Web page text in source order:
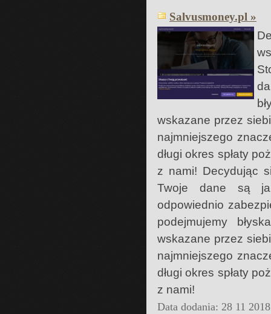
Salvusmoney.pl »
wskazane przez
najmniejszego
długi okres spłaty
z nami! Decydując
Twoje dane są
odpowiednio
podejmujemy
wskazane przez
najmniejszego
długi okres spłaty
z nami!
Data dodania: 28 11